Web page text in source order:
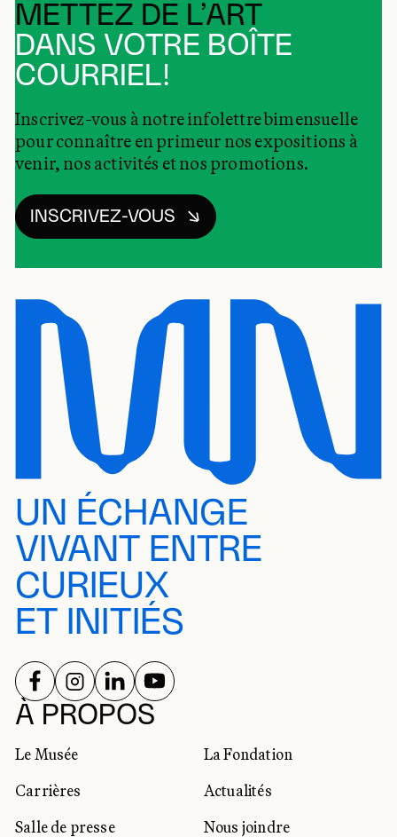
METTEZ DE L’ART
DANS VOTRE BOÎTE
COURRIEL!
Inscrivez-vous à notre infolettre bimensuelle
pour connaître en primeur nos expositions à
venir, nos activités et nos promotions.
INSCRIVEZ-VOUS
UN ÉCHANGE
VIVANT ENTRE
CURIEUX
ET INITIÉS
À PROPOS
Le Musée
La Fondation
Carrières
Actualités
Salle de presse
Nous joindre
RÉSEAUX SOCIAUX
SUIVEZ-NOUS SUR
SUIVEZ-NOUS SUR
SUIVEZ-NOUS SUR
SUIVEZ-NOUS SUR